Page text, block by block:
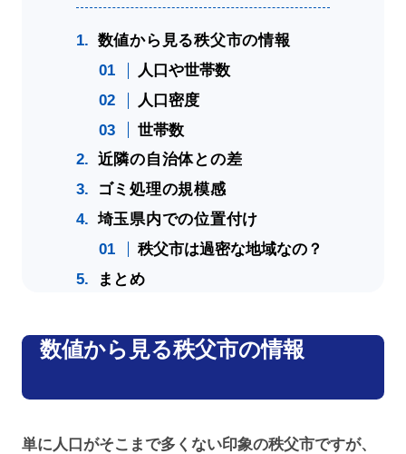
数値から見る秩父市の情報
人口や世帯数
人口密度
世帯数
近隣の自治体との差
ゴミ処理の規模感
埼玉県内での位置付け
秩父市は過密な地域なの？
まとめ
数値から見る秩父市の情報
単に人口がそこまで多くない印象の秩父市ですが、